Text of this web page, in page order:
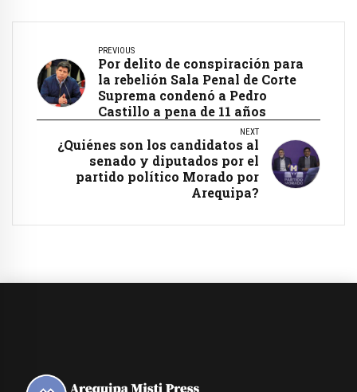
PREVIOUS
Por delito de conspiración para
la rebelión Sala Penal de Corte
Suprema condenó a Pedro
Castillo a pena de 11 años
NEXT
¿Quiénes son los candidatos al
senado y diputados por el
partido político Morado por
Arequipa?